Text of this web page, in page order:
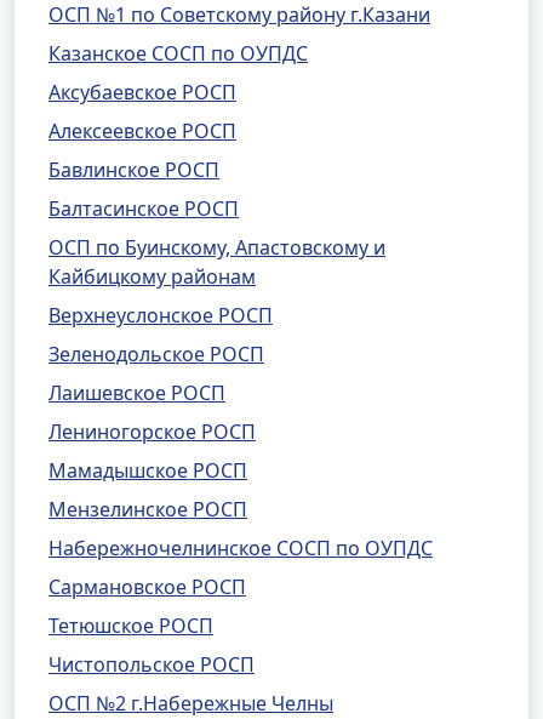
ОСП №1 по Советскому району г.Казани
Казанское СОСП по ОУПДС
Аксубаевское РОСП
Алексеевское РОСП
Бавлинское РОСП
Балтасинское РОСП
ОСП по Буинскому, Апастовскому и
Кайбицкому районам
Верхнеуслонское РОСП
Зеленодольское РОСП
Лаишевское РОСП
Лениногорское РОСП
Мамадышское РОСП
Мензелинское РОСП
Набережночелнинское СОСП по ОУПДС
Сармановское РОСП
Тетюшское РОСП
Чистопольское РОСП
ОСП №2 г.Набережные Челны